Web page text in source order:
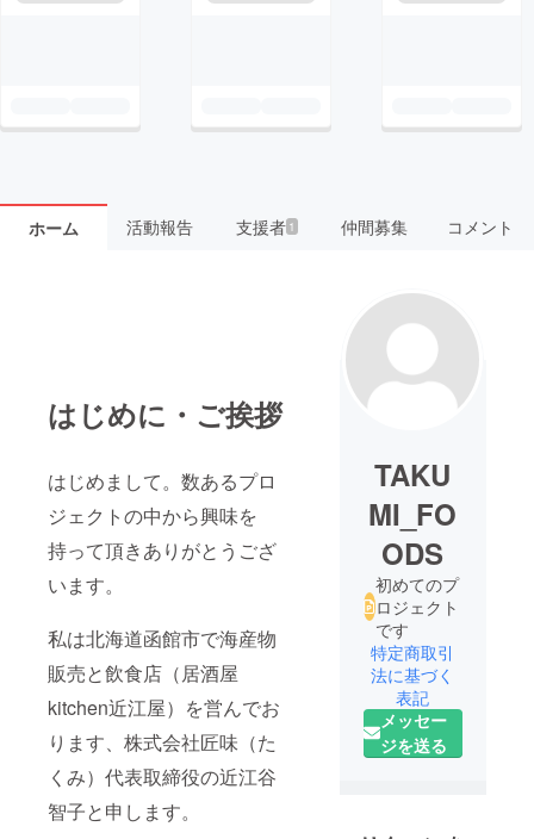
ホーム 活動報告 支援者 1 仲間募集 コメント
はじめに・ご挨拶
はじめまして。数あるプロ
ジェクトの中から興味を
持って頂きありがとうござ
います。
私は北海道函館市で海産物
販売と飲食店（居酒屋
kitchen近江屋）を営んでお
ります、株式会社匠味（た
くみ）代表取締役の近江谷
智子と申します。
TAKU
MI_FO
ODS
初めてのプ
ロジェクト
です
特定商取引
法に基づく
表記
メッセー
ジを送る